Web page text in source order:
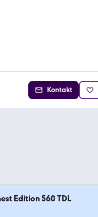
Kontakt
Edition 560 TDL